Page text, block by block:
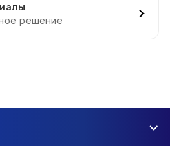
решение